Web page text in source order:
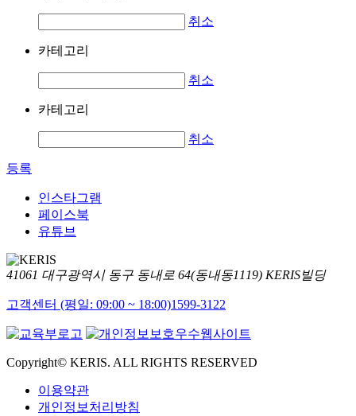
취소
카테고리
취소
카테고리
취소
등록
인스타그램
페이스북
유튜브
41061 대구광역시 동구 동내로 64(동내동1119) KERIS빌딩
고객센터 (평일: 09:00 ~ 18:00)1599-3122
Copyright© KERIS. ALL RIGHTS RESERVED
이용약관
개인정보처리방침